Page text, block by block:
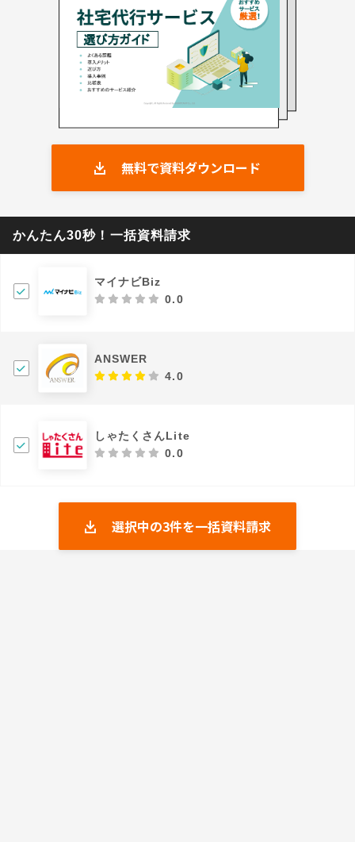
無料で資料ダウンロード
かんたん30秒！一括資料請求
マイナビBiz
0.0
ANSWER
4.0
しゃたくさんLite
0.0
選択中の3件を一括資料請求